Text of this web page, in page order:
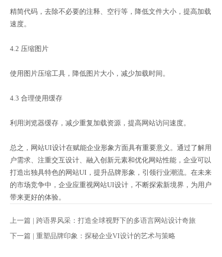
精简代码，去除不必要的注释、空行等，降低文件大小，提高加载
速度。
4.2 压缩图片
使用图片压缩工具，降低图片大小，减少加载时间。
4.3 合理使用缓存
利用浏览器缓存，减少重复加载资源，提高网站访问速度。
总之，网站UI设计在赋能企业形象方面具有重要意义。通过了解用
户需求、注重交互设计、融入创新元素和优化网站性能，企业可以
打造出独具特色的网站UI，提升品牌形象，引领行业潮流。在未来
的市场竞争中，企业应重视网站UI设计，不断探索新境界，为用户
带来更好的体验。
上一篇 | 跨语界风采：打造全球视野下的多语言网站设计奇旅
下一篇 | 重塑品牌印象：探秘企业VI设计的艺术与策略